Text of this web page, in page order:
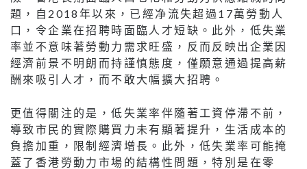
題，自2018年以來，已經净流失超過17萬勞動人
口，令企業在招聘時面臨人才短缺。此外，低失業
率並不意味著勞動力需求旺盛，反而反映出企業因
經濟前景不明朗而持謹慎態度，僅願意通過提高薪
酬來吸引人才，而不敢大幅擴大招聘。
更值得關注的是，低失業率伴隨著工資停滯不前，
導致市民的實際購買力未有顯著提升，生活成本的
負擔加重，限制經濟增長。此外，低失業率可能掩
蓋了香港勞動力市場的結構性問題，特別是在零